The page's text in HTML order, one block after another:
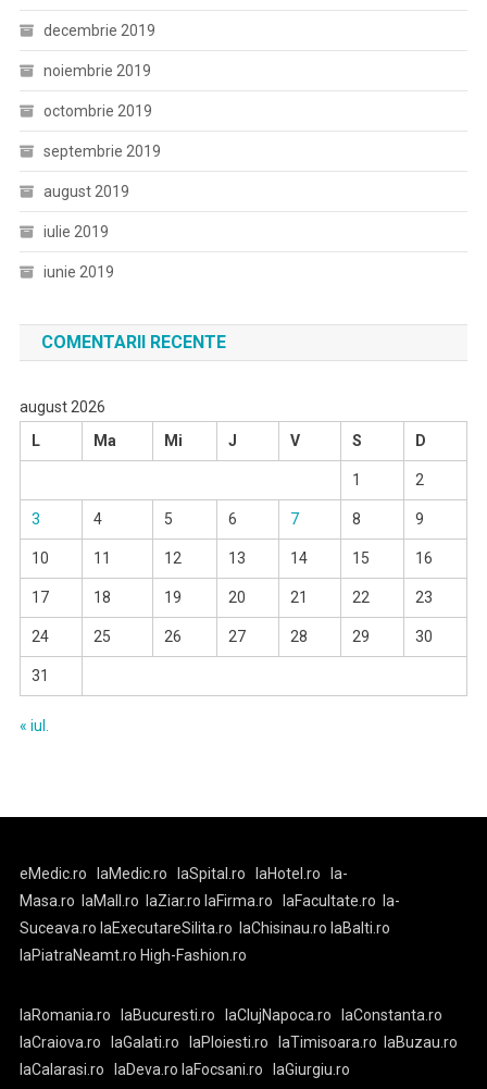
decembrie 2019
noiembrie 2019
octombrie 2019
septembrie 2019
august 2019
iulie 2019
iunie 2019
COMENTARII RECENTE
august 2026
L
Ma Mi J V S D
1 2
3 4 5 6 7 8 9
10 11 12 13 14 15 16
17 18 19 20 21 22 23
24 25 26 27 28 29 30
31
« iul.
eMedic.ro laMedic.ro laSpital.ro laHotel.ro
la-
Masa.ro
laMall.ro laZiar.ro laFirma.ro laFacultate.ro
la-
Suceava.ro laExecutareSilita.ro laChisinau.ro laBalti.ro
laPiatraNeamt.ro High-Fashion.ro
laRomania.ro laBucuresti.ro laClujNapoca.ro
laConstanta.ro
laCraiova.ro
laGalati.ro laPloiesti.ro laTimisoara.ro
laBuzau.ro
laCalarasi.ro
laDeva.ro laFocsani.ro
laGiurgiu.ro